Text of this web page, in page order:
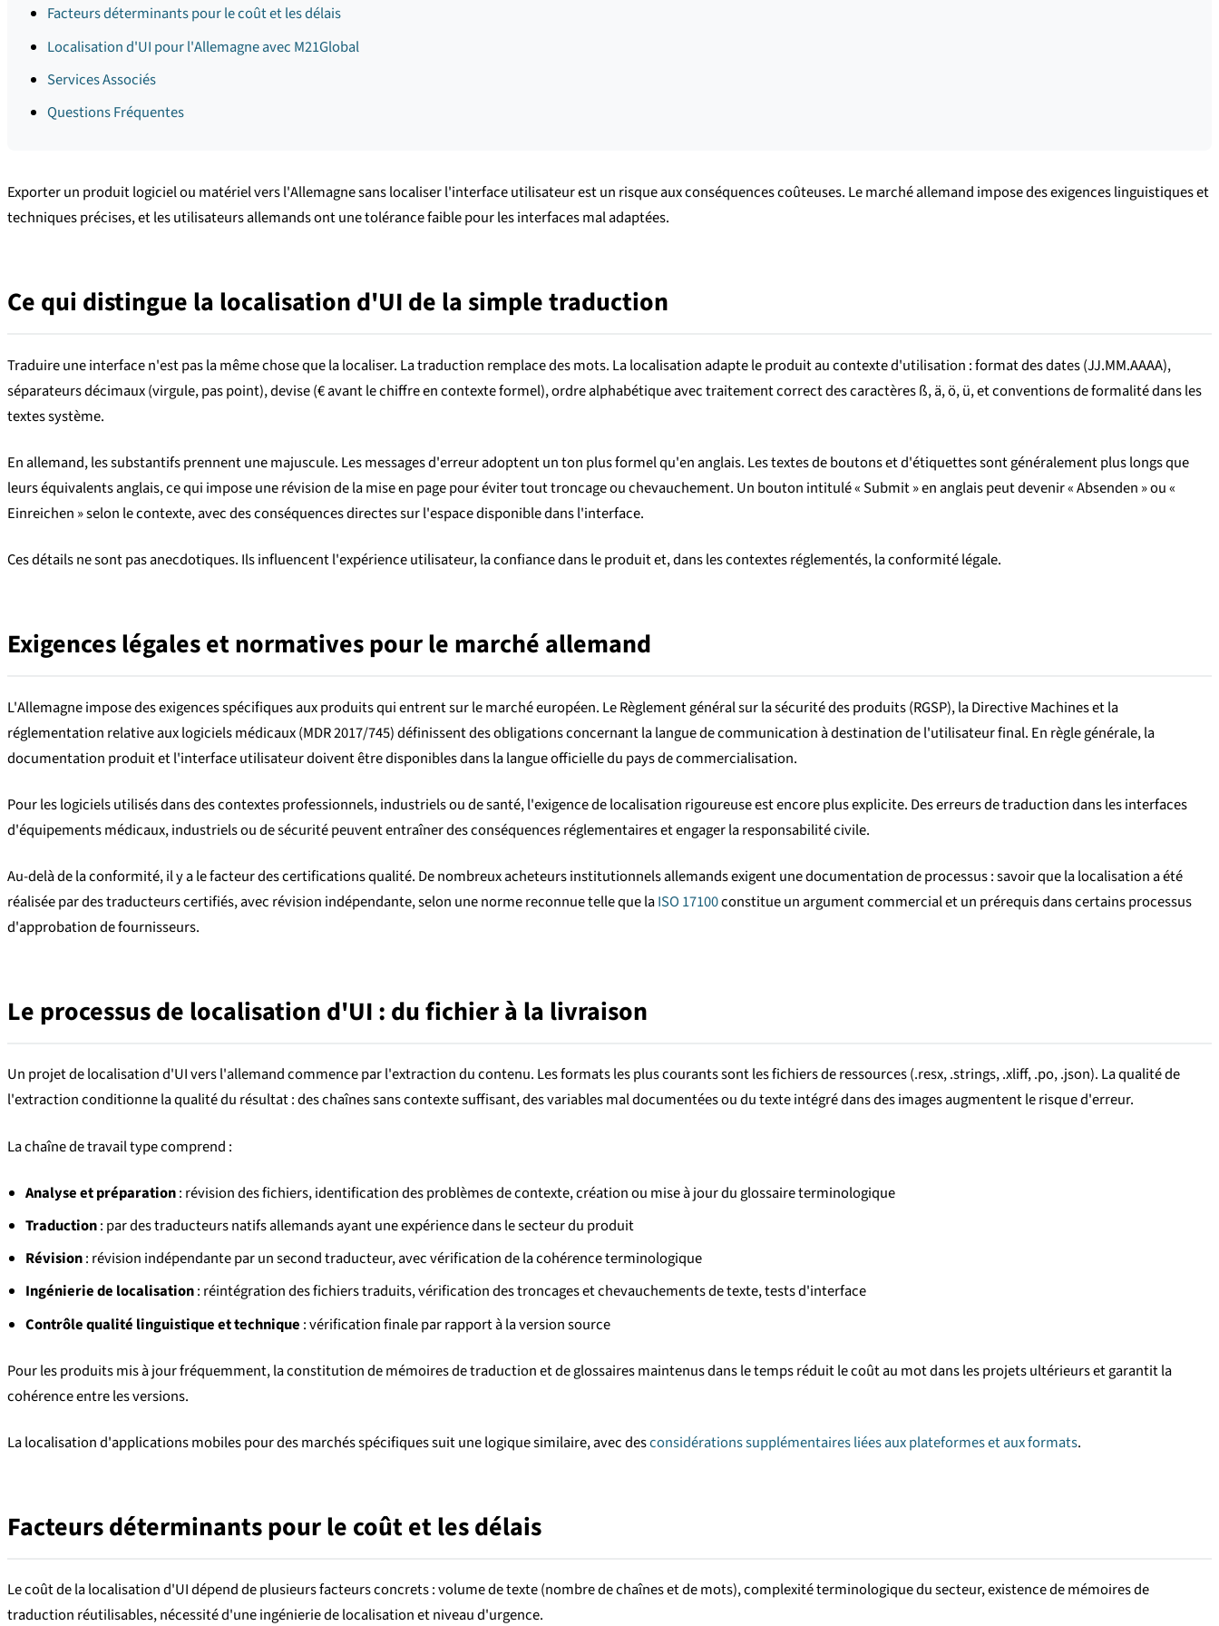
Facteurs déterminants pour le coût et les délais
Localisation d'UI pour l'Allemagne avec M21Global
Services Associés
Questions Fréquentes
Exporter un produit logiciel ou matériel vers l'Allemagne sans localiser l'interface utilisateur est un risque aux conséquences coûteuses. Le marché allemand impose des exigences linguistiques et
techniques précises, et les utilisateurs allemands ont une tolérance faible pour les interfaces mal adaptées.
Ce qui distingue la localisation d'UI de la simple traduction
Traduire une interface n'est pas la même chose que la localiser. La traduction remplace des mots. La localisation adapte le produit au contexte d'utilisation : format des dates (JJ.MM.AAAA),
séparateurs décimaux (virgule, pas point), devise (€ avant le chiffre en contexte formel), ordre alphabétique avec traitement correct des caractères ß, ä, ö, ü, et conventions de formalité dans les
textes système.
En allemand, les substantifs prennent une majuscule. Les messages d'erreur adoptent un ton plus formel qu'en anglais. Les textes de boutons et d'étiquettes sont généralement plus longs que
leurs équivalents anglais, ce qui impose une révision de la mise en page pour éviter tout troncage ou chevauchement. Un bouton intitulé « Submit » en anglais peut devenir « Absenden » ou «
Einreichen » selon le contexte, avec des conséquences directes sur l'espace disponible dans l'interface.
Ces détails ne sont pas anecdotiques. Ils influencent l'expérience utilisateur, la confiance dans le produit et, dans les contextes réglementés, la conformité légale.
Exigences légales et normatives pour le marché allemand
L'Allemagne impose des exigences spécifiques aux produits qui entrent sur le marché européen. Le Règlement général sur la sécurité des produits (RGSP), la Directive Machines et la
réglementation relative aux logiciels médicaux (MDR 2017/745) définissent des obligations concernant la langue de communication à destination de l'utilisateur final. En règle générale, la
documentation produit et l'interface utilisateur doivent être disponibles dans la langue officielle du pays de commercialisation.
Pour les logiciels utilisés dans des contextes professionnels, industriels ou de santé, l'exigence de localisation rigoureuse est encore plus explicite. Des erreurs de traduction dans les interfaces
d'équipements médicaux, industriels ou de sécurité peuvent entraîner des conséquences réglementaires et engager la responsabilité civile.
Au-delà de la conformité, il y a le facteur des certifications qualité. De nombreux acheteurs institutionnels allemands exigent une documentation de processus : savoir que la localisation a été
réalisée par des traducteurs certifiés, avec révision indépendante, selon une norme reconnue telle que laISO 17100constitue un argument commercial et un prérequis dans certains processus
d'approbation de fournisseurs.
Le processus de localisation d'UI : du fichier à la livraison
Un projet de localisation d'UI vers l'allemand commence par l'extraction du contenu. Les formats les plus courants sont les fichiers de ressources (.resx, .strings, .xliff, .po, .json). La qualité de
l'extraction conditionne la qualité du résultat : des chaînes sans contexte suffisant, des variables mal documentées ou du texte intégré dans des images augmentent le risque d'erreur.
La chaîne de travail type comprend :
Analyse et préparation: révision des fichiers, identification des problèmes de contexte, création ou mise à jour du glossaire terminologique
Traduction: par des traducteurs natifs allemands ayant une expérience dans le secteur du produit
Révision: révision indépendante par un second traducteur, avec vérification de la cohérence terminologique
Ingénierie de localisation: réintégration des fichiers traduits, vérification des troncages et chevauchements de texte, tests d'interface
Contrôle qualité linguistique et technique : vérification finale par rapport à la version source
Pour les produits mis à jour fréquemment, la constitution de mémoires de traduction et de glossaires maintenus dans le temps réduit le coût au mot dans les projets ultérieurs et garantit la
cohérence entre les versions.
La localisation d'applications mobiles pour des marchés spécifiques suit une logique similaire, avec desconsidérations supplémentaires liées aux plateformes et aux formats.
Facteurs déterminants pour le coût et les délais
Le coût de la localisation d'UI dépend de plusieurs facteurs concrets : volume de texte (nombre de chaînes et de mots), complexité terminologique du secteur, existence de mémoires de
traduction réutilisables, nécessité d'une ingénierie de localisation et niveau d'urgence.